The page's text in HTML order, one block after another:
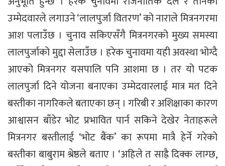
उम्मेदवारले लगाउने ‘लालपुर्जा वितरण’ को नाराले मित्रनगरमा
आश पलाउँछ । चुनाव सकिएसँगै मित्रनगरको मुख्य समस्या
लालपुर्जाको मुद्दा सेलाउँछ । हरेक चुनावमा यही अवस्था भोग्दै
आएको मित्रनगर यसपालि पनि आशमा छ । तर यो पटक
लालपुर्जा दिने योजना बनाएका उम्मेदवारलाई मात्र मत दिने
बस्तीका नागरिकले बताएका छन् । गरिबी र अशिक्षाका कारण
आश्वासन बाँडेर भोट प्रभावित पार्न सकिने देखेर नेताहरूले
मित्रनगर बस्तीलाई ‘भोट बैंक’ का रूपमा मात्रै हेर्ने गरेको
बस्तीका बाबुराम श्रेष्ठले बताए । ‘अहिले त साह्रै दिक्क लाग्छ,